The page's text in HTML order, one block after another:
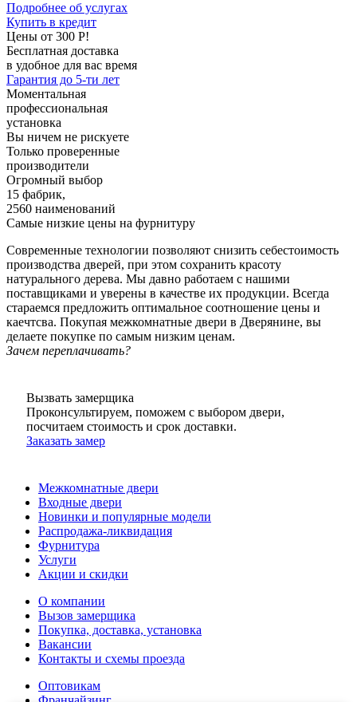
Подробнее об услугах
Купить в кредит
Цены от 300 Р!
Бесплатная доставка
в удобное для вас время
Гарантия до 5-ти лет
Моментальная
профессиональная
установка
Вы ничем не рискуете
Только проверенные
производители
Огромный выбор
15 фабрик,
2560 наименований
Самые низкие цены на фурнитуру
Современные технологии позволяют снизить себестоимость
производства дверей, при этом сохранить красоту
натурального дерева. Мы давно работаем с нашими
поставщиками и уверены в качестве их продукции. Всегда
стараемся предложить оптимальное соотношение цены и
каечтсва. Покупая межкомнатные двери в Дверянине, вы
делаете покупке по самым низким ценам.
Зачем переплачивать?
Вызвать замерщика
Проконсультируем, поможем с выбором двери,
посчитаем стоимость и срок доставки.
Заказать замер
Межкомнатные двери
Входные двери
Новинки и популярные модели
Распродажа-ликвидация
Фурнитура
Услуги
Акции и скидки
О компании
Вызов замерщика
Покупка, доставка, установка
Вакансии
Контакты и схемы проезда
Оптовикам